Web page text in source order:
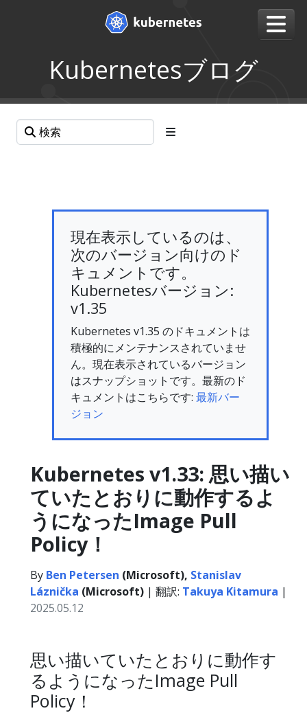
Kubernetesブログ
現在表示しているのは、
次のバージョン向けのド
キュメントです。
Kubernetesバージョン:
v1.35
Kubernetes v1.35 のドキュメントは
積極的にメンテナンスされていませ
ん。現在表示されているバージョン
はスナップショットです。最新のド
キュメントはこちらです: 最新バー
ジョン
Kubernetes v1.33: 思い描い
ていたとおりに動作するよ
うになったImage Pull
Policy！
By Ben Petersen (Microsoft), Stanislav
Láznička (Microsoft) | 翻訳: Takuya Kitamura |
2025.05.12
思い描いていたとおりに動作す
るようになったImage Pull
Policy！